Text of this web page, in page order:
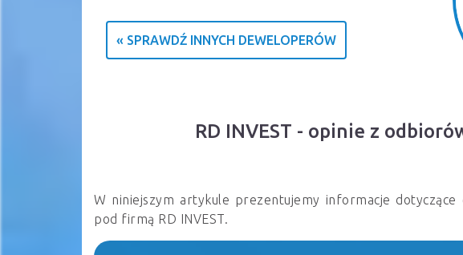
« SPRAWDŹ INNYCH DEWELOPERÓW
RD INVEST - opinie z
W niniejszym artykule prezentujemy informacje dotyczące
pod firmą RD INVEST.